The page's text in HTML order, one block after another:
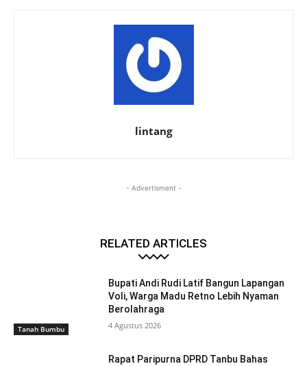
lintang
- Advertisment -
RELATED ARTICLES
Tanah Bumbu
Bupati Andi Rudi Latif Bangun Lapangan
Voli, Warga Madu Retno Lebih Nyaman
Berolahraga
4 Agustus 2026
Rapat Paripurna DPRD Tanbu Bahas